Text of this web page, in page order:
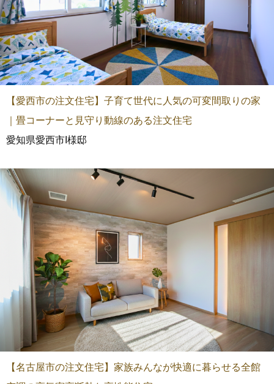
【愛西市の注文住宅】子育て世代に人気の可変間取りの家
｜畳コーナーと見守り動線のある注文住宅
愛知県愛西市I様邸
【名古屋市の注文住宅】家族みんなが快適に暮らせる全館